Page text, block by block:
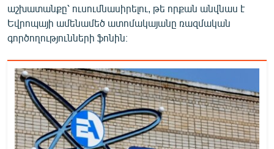
ՓՈԴՔԱՍԹ
English
Русский
ՀԵՏԵՎԵՔ ՄԵԶ
աշխատանքը՝ ուսումնասիրելու, թե որքան անվնաս է
Եվրոպայի ամենամեծ ատոմակայանը ռազմական
գործողությունների ֆոնին։